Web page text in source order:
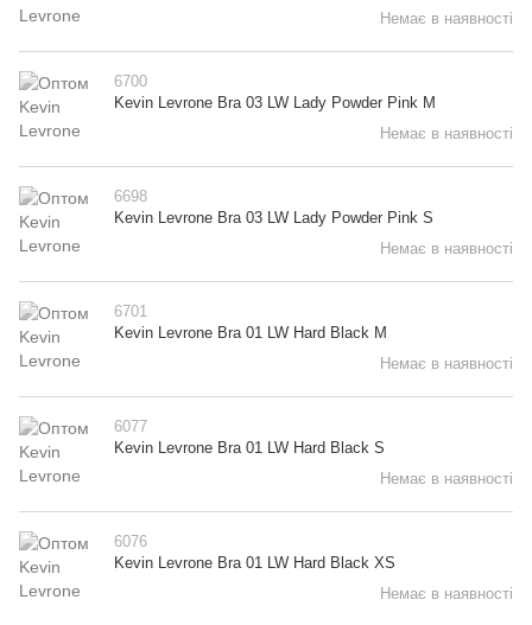
Немає в наявності
6700
Kevin Levrone Bra 03 LW Lady Powder Pink M
Немає в наявності
6698
Kevin Levrone Bra 03 LW Lady Powder Pink S
Немає в наявності
6701
Kevin Levrone Bra 01 LW Hard Black M
Немає в наявності
6077
Kevin Levrone Bra 01 LW Hard Black S
Немає в наявності
6076
Kevin Levrone Bra 01 LW Hard Black XS
Немає в наявності